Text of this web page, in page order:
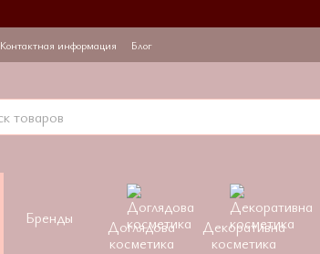
Контактная информация Блог
Бренды
Доглядова
косметика
Декоративна
косметика